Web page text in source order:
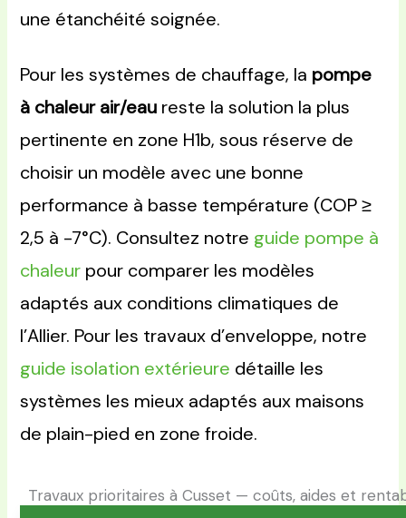
une étanchéité soignée.
Pour les systèmes de chauffage, la pompe
à chaleur air/eau reste la solution la plus
pertinente en zone H1b, sous réserve de
choisir un modèle avec une bonne
performance à basse température (COP ≥
2,5 à -7°C). Consultez notre guide pompe à
chaleur pour comparer les modèles
adaptés aux conditions climatiques de
l’Allier. Pour les travaux d’enveloppe, notre
guide isolation extérieure détaille les
systèmes les mieux adaptés aux maisons
de plain-pied en zone froide.
Travaux prioritaires à Cusset — coûts, aides et